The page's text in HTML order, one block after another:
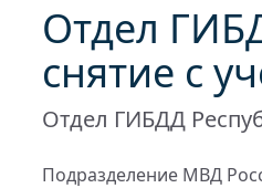
Отдел
снятие с
Отдел ГИБДД
Подразделение МВД